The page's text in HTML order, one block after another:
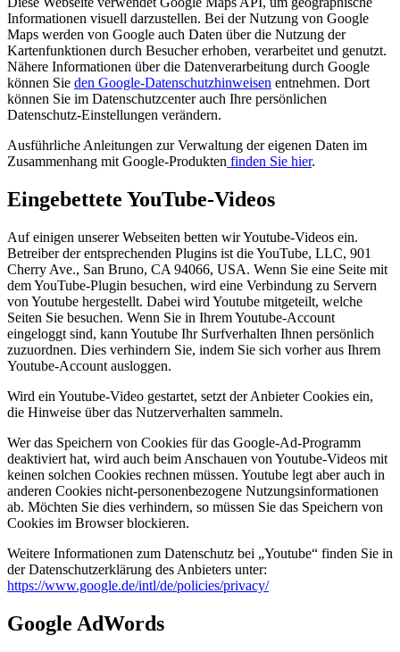
Informationen visuell darzustellen. Bei der Nutzung von Google
Maps werden von Google auch Daten über die Nutzung der
Kartenfunktionen durch Besucher erhoben, verarbeitet und genutzt.
Nähere Informationen über die Datenverarbeitung durch Google
können Sie den Google-Datenschutzhinweisen entnehmen. Dort
können Sie im Datenschutzcenter auch Ihre persönlichen
Datenschutz-Einstellungen verändern.
Ausführliche Anleitungen zur Verwaltung der eigenen Daten im
Zusammenhang mit Google-Produkten finden Sie hier.
Eingebettete YouTube-Videos
Auf einigen unserer Webseiten betten wir Youtube-Videos ein.
Betreiber der entsprechenden Plugins ist die YouTube, LLC, 901
Cherry Ave., San Bruno, CA 94066, USA. Wenn Sie eine Seite mit
dem YouTube-Plugin besuchen, wird eine Verbindung zu Servern
von Youtube hergestellt. Dabei wird Youtube mitgeteilt, welche
Seiten Sie besuchen. Wenn Sie in Ihrem Youtube-Account
eingeloggt sind, kann Youtube Ihr Surfverhalten Ihnen persönlich
zuzuordnen. Dies verhindern Sie, indem Sie sich vorher aus Ihrem
Youtube-Account ausloggen.
Wird ein Youtube-Video gestartet, setzt der Anbieter Cookies ein,
die Hinweise über das Nutzerverhalten sammeln.
Wer das Speichern von Cookies für das Google-Ad-Programm
deaktiviert hat, wird auch beim Anschauen von Youtube-Videos mit
keinen solchen Cookies rechnen müssen. Youtube legt aber auch in
anderen Cookies nicht-personenbezogene Nutzungsinformationen
ab. Möchten Sie dies verhindern, so müssen Sie das Speichern von
Cookies im Browser blockieren.
Weitere Informationen zum Datenschutz bei „Youtube“ finden Sie in
der Datenschutzerklärung des Anbieters unter:
https://www.google.de/intl/de/policies/privacy/
Google AdWords